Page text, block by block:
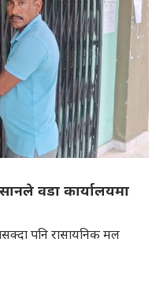
वडा कार्यालयमा
पनि रासायनिक मल